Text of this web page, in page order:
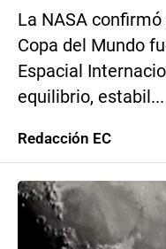
La NASA
Copa del Mundo
Espacial
equilibrio, estabil...
Redacción EC